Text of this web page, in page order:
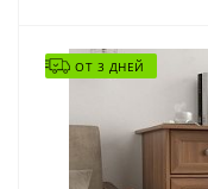
ОТ 3 ДНЕЙ